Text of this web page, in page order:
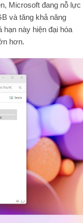
Microsoft đang nỗ lực
và tăng khả năng
này hiện đại hóa
hơn.